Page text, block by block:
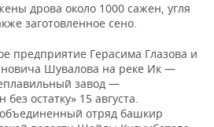
дрова около 1000 сажен, угля
заготовленное сено.
предприятие Герасима Глазова и
Шувалова на реке Ик —
завод —
остатку» 15 августа.
отряд башкир